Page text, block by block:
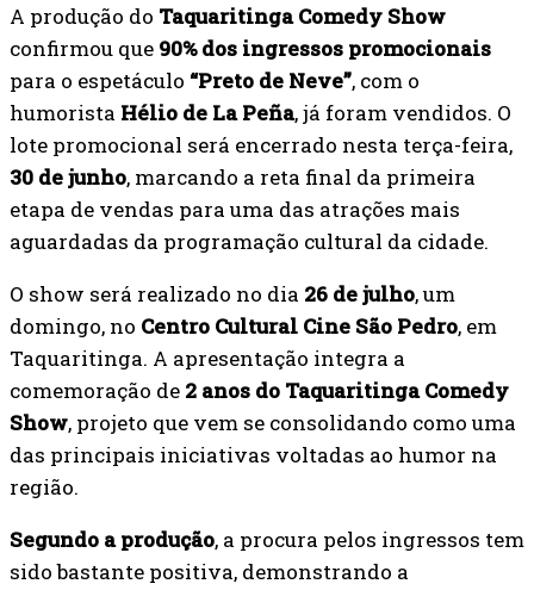
A produção do Taquaritinga Comedy Show
confirmou que 90% dos ingressos promocionais
para o espetáculo “Preto de Neve”, com o
humorista Hélio de La Peña, já foram vendidos. O
lote promocional será encerrado nesta terça-feira,
30 de junho, marcando a reta final da primeira
etapa de vendas para uma das atrações mais
aguardadas da programação cultural da cidade.
O show será realizado no dia 26 de julho, um
domingo, no Centro Cultural Cine São Pedro, em
Taquaritinga. A apresentação integra a
comemoração de 2 anos do Taquaritinga Comedy
Show, projeto que vem se consolidando como uma
das principais iniciativas voltadas ao humor na
região.
Segundo a produção, a procura pelos ingressos tem
sido bastante positiva, demonstrando a